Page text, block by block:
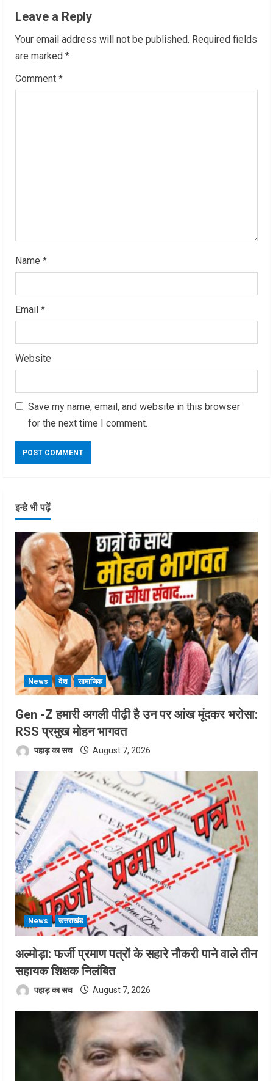
u
e
R
e
Leave a Reply
Your email address will not be published. Required fields
are marked *
Comment *
Name *
Email *
Website
Save my name, email, and website in this browser
for the next time I comment.
इन्हे भी पढ़ें
News देश सामाजिक
Gen -Z हमारी अगली पीढ़ी है उन पर आंख मूंदकर भरोसा:
RSS प्रमुख मोहन भागवत
पहाड़ का सच August 7, 2026
News उत्तराखंड
अल्मोड़ा: फर्जी प्रमाण पत्रों के सहारे नौकरी पाने वाले तीन
सहायक शिक्षक निलंबित
पहाड़ का सच August 7, 2026